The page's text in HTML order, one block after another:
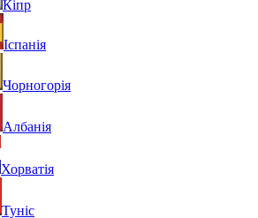
Кіпр
Іспанія
Чорногорія
Албанія
Хорватія
Туніс